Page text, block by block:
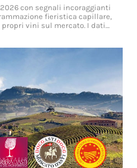
con segnali incoraggianti
fieristica capillare,
vini sul mercato. I dati…